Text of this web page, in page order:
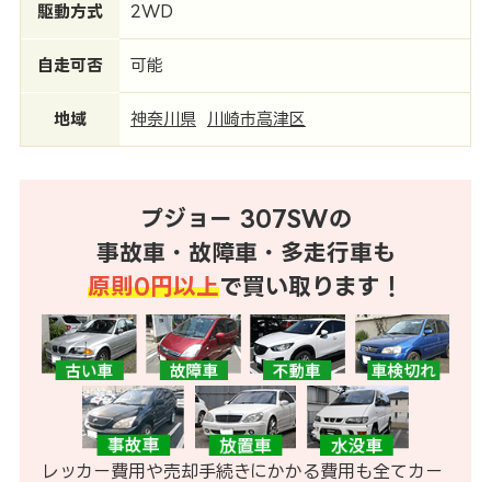
駆動方式 2WD
自走可否 可能
地域 神奈川県 川崎市高津区
プジョー 307SWの
事故車・故障車・多走行車も
原則0円以上で買い取ります！
レッカー費用や売却手続きにかかる費用も全てカー